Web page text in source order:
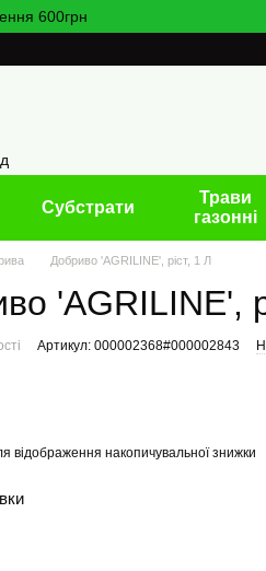
600грн
Cубстрати
Трави
газонні
Добриво 'AGRILINE', ріст, 1 Л
'AGRILINE',
Артикул: 000002368#000002843
відображення накопичувальної знижки